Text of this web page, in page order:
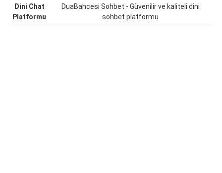
Dini Chat
Platformu
DuaBahcesi Sohbet - Güvenilir ve kaliteli dini
sohbet platformu